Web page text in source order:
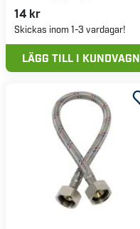
14 kr
Skickas inom 1-3 vardagar!
LÄGG TILL I KUNDVAGN